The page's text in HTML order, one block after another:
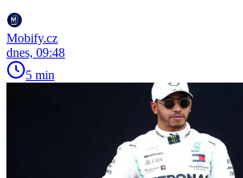
Mobify.cz
dnes, 09:48
5 min